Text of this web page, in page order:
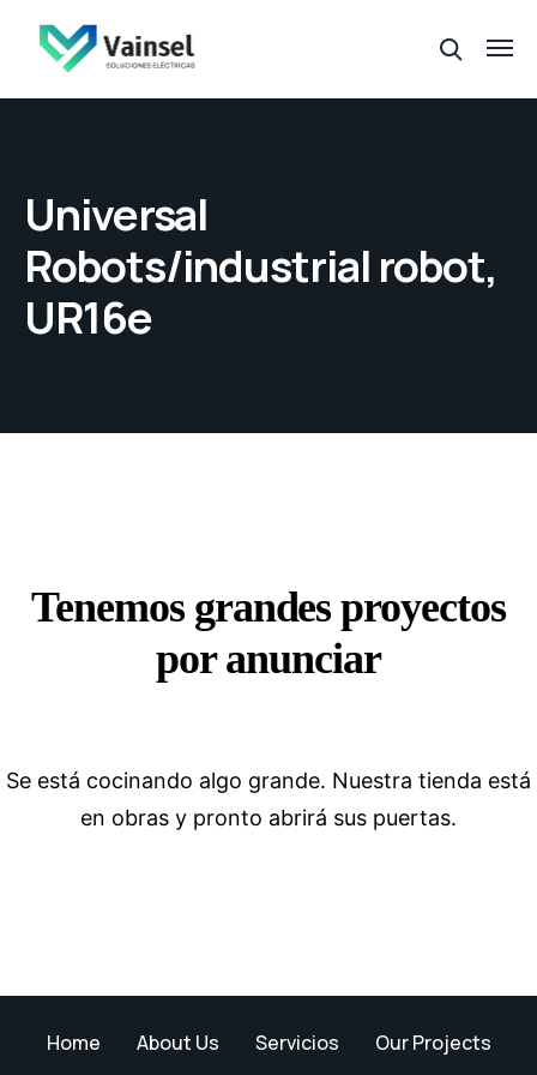
Universal
Robots/industrial robot,
UR16e
Tenemos grandes proyectos
por anunciar
Se está cocinando algo grande. Nuestra tienda está
en obras y pronto abrirá sus puertas.
Home About Us Servicios Our Projects